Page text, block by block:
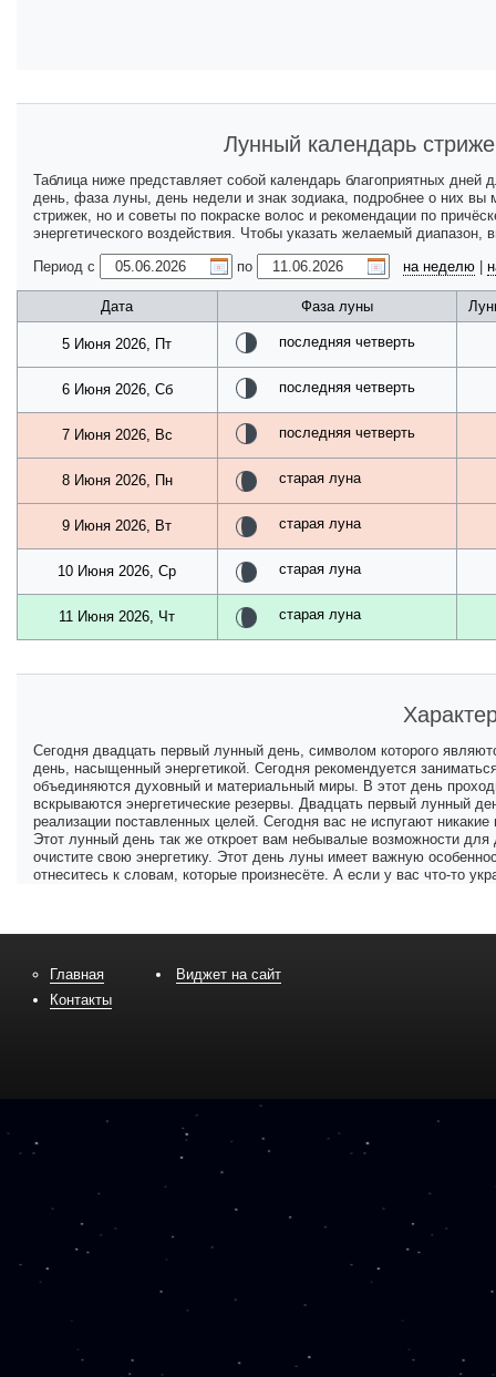
Лунный календарь
Таблица ниже представляет собой календарь благоприятных
день, фаза луны, день недели и знак зодиака, подробнее о них вы
стрижек, но и советы по покраске волос и рекомендации по
энергетического воздействия. Чтобы указать желаемый
Период с
по на неделю
Дата Фаза луны
5 Июня 2026, Пт последняя четверть
6 Июня 2026, Сб последняя четверть
7 Июня 2026, Вс последняя четверть
8 Июня 2026, Пн старая луна
9 Июня 2026, Вт старая луна
10 Июня 2026, Ср старая луна
11 Июня 2026, Чт старая луна
Сегодня двадцать первый лунный день, символом которого
день, насыщенный энергетикой. Сегодня рекомендуется
объединяются духовный и материальный миры. В этот день
вскрываются энергетические резервы. Двадцать первый лунный
реализации поставленных целей. Сегодня вас не испугают
Этот лунный день так же откроет вам небывалые возможности для
очистите свою энергетику. Этот день луны имеет важную
отнеситесь к словам, которые произнесёте. А если у вас что-то
Главная
Контакты
Виджет на сайт